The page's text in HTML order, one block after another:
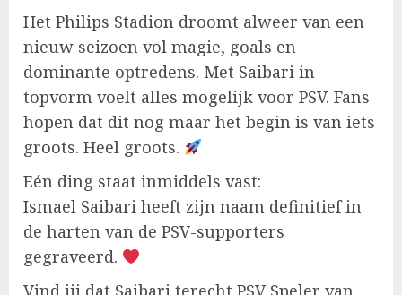
Het Philips Stadion droomt alweer van een
nieuw seizoen vol magie, goals en
dominante optredens. Met Saibari in
topvorm voelt alles mogelijk voor PSV. Fans
hopen dat dit nog maar het begin is van iets
groots. Heel groots.
Eén ding staat inmiddels vast:
Ismael Saibari heeft zijn naam definitief in
de harten van de PSV-supporters
gegraveerd.
Vind jij dat Saibari terecht PSV Speler van